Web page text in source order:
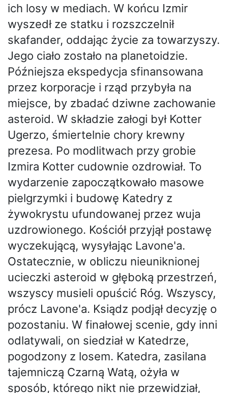
ich losy w mediach. W końcu Izmir
wyszedł ze statku i rozszczelnił
skafander, oddając życie za towarzyszy.
Jego ciało zostało na planetoidzie.
Późniejsza ekspedycja sfinansowana
przez korporacje i rząd przybyła na
miejsce, by zbadać dziwne zachowanie
asteroid. W składzie załogi był Kotter
Ugerzo, śmiertelnie chory krewny
prezesa. Po modlitwach przy grobie
Izmira Kotter cudownie ozdrowiał. To
wydarzenie zapoczątkowało masowe
pielgrzymki i budowę Katedry z
żywokrystu ufundowanej przez wuja
uzdrowionego. Kościół przyjął postawę
wyczekującą, wysyłając Lavone'a.
Ostatecznie, w obliczu nieuniknionej
ucieczki asteroid w głęboką przestrzeń,
wszyscy musieli opuścić Róg. Wszyscy,
prócz Lavone'a. Ksiądz podjął decyzję o
pozostaniu. W finałowej scenie, gdy inni
odlatywali, on siedział w Katedrze,
pogodzony z losem. Katedra, zasilana
tajemniczą Czarną Watą, ożyła w
sposób, którego nikt nie przewidział,